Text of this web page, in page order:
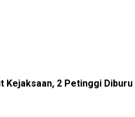
Kejaksaan, 2 Petinggi Diburu